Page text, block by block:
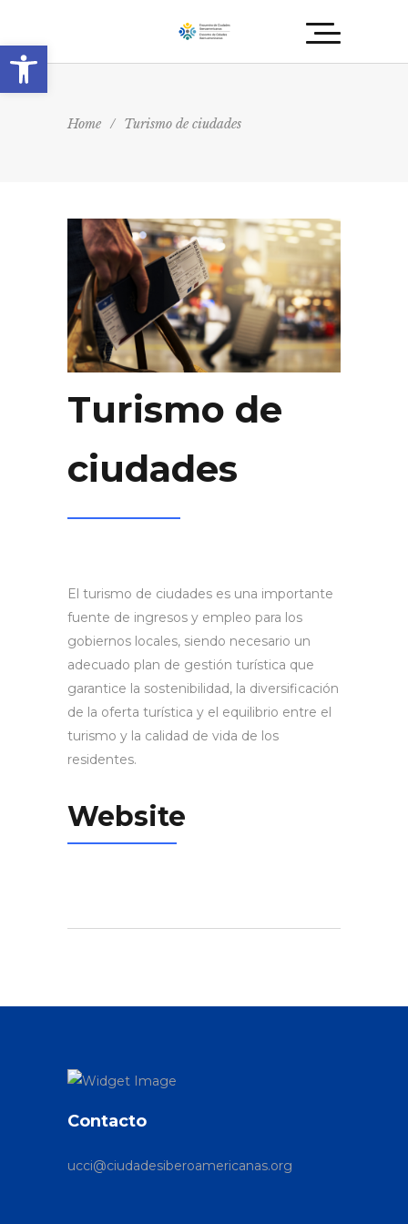
Home / Turismo de ciudades
Turismo de
ciudades
El turismo de ciudades es una importante
fuente de ingresos y empleo para los
gobiernos locales, siendo necesario un
adecuado plan de gestión turística que
garantice la sostenibilidad, la diversificación
de la oferta turística y el equilibrio entre el
turismo y la calidad de vida de los
residentes.
Website
Contacto
ucci@ciudadesiberoamericanas.org
Abrir barra de herramientas